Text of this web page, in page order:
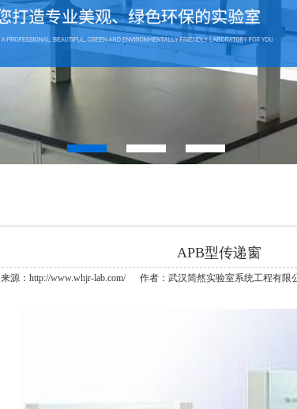
APB型传递窗
来源：http://www.whjr-lab.com/ 作者：武汉简然实验室系统工程有限